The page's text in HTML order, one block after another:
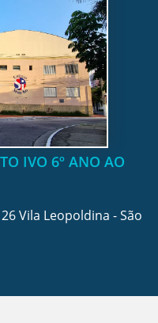
IVO 6º ANO AO
Vila Leopoldina - São